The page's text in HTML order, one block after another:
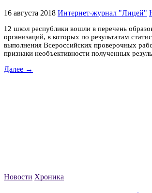
16 августа 2018 Интернет-журнал "Лицей"
12 школ республики вошли в перечень
организаций, в которых по результатам
выполнения Всероссийских проверочных
признаки необъективности полученных
Далее →
Новости Хроника